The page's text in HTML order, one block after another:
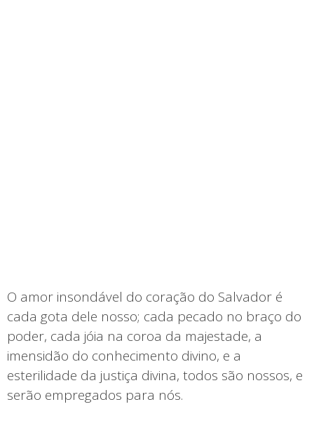
O amor insondável do coração do Salvador é
cada gota dele nosso; cada pecado no braço do
poder, cada jóia na coroa da majestade, a
imensidão do conhecimento divino, e a
esterilidade da justiça divina, todos são nossos, e
serão empregados para nós.